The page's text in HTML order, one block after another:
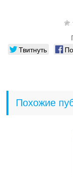
Твитнуть
Похожие